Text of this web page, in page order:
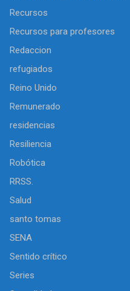
Recursos
Recursos para profesores
Redaccion
refugiados
Reino Unido
Remunerado
residencias
Resiliencia
Robótica
RRSS.
Salud
santo tomas
SENA
Sentido crítico
Series